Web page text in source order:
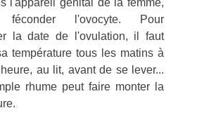
féconder l'ovocyte. Pour
la date de l'ovulation, il faut
température tous les matins à
au lit, avant de se lever...
rhume peut faire monter la